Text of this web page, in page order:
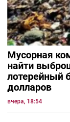
Мусорная
найти
лотерейный
долларов
вчера, 18:54